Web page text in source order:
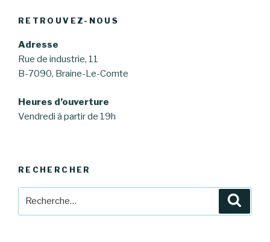
RETROUVEZ-NOUS
Adresse
Rue de industrie, 11
B-7090, Braine-Le-Comte
Heures d’ouverture
Vendredi à partir de 19h
RECHERCHER